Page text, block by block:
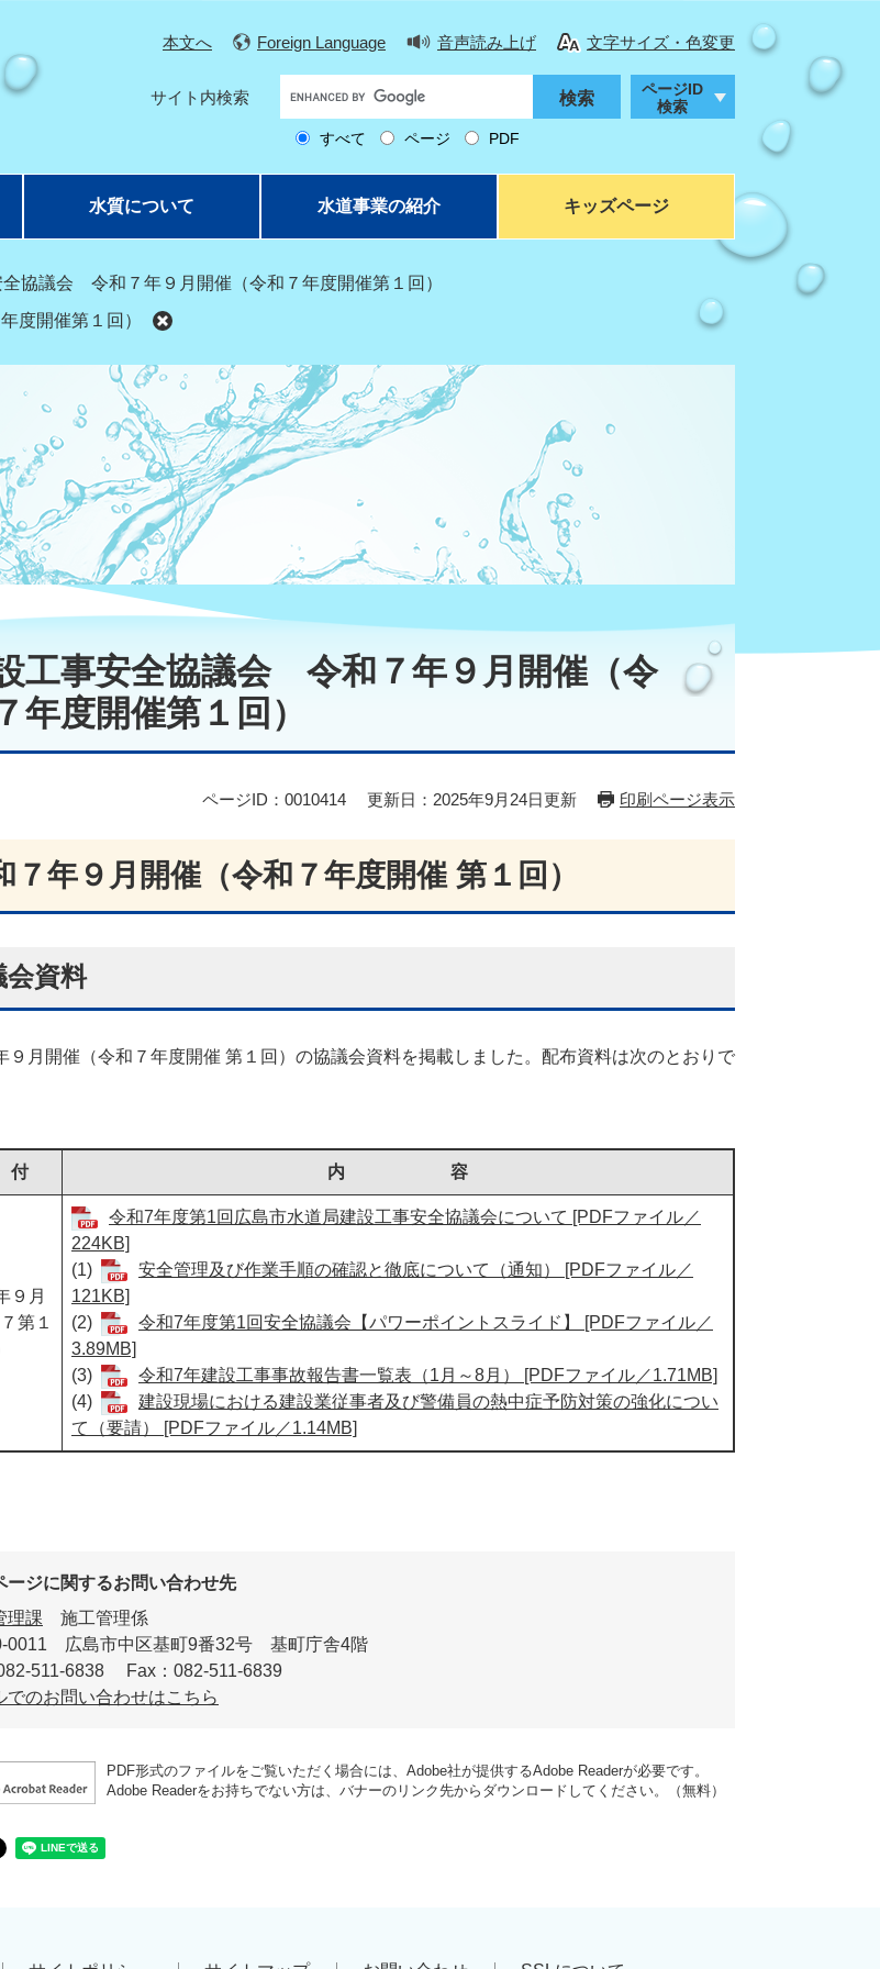
本文へ Foreign Language 音声読み上げ 文字サイズ・色変更
サイト内検索
カ
ス
索
すべて ページ PDF
ページID
検索
水質について 水道事業の紹介 キッズページ
協議会 令和７年９月開催（令和７年度開催第１回）
度開催第１回）
工事安全協議会 令和７年９月開催（令
年度開催第１回）
ページID：0010414 更新日：2025年9月24日更新 印刷ページ表示
７年９月開催（令和７年度開催 第１回）
会資料
月開催（令和７年度開催 第１回）の協議会資料を掲載しました。配布資料は次のとおりで
内 容
９月
第１
令和7年度第1回広島市水道局建設工事安全協議会について [PDFファイル／
224KB]
(1)
安全管理及び作業手順の確認と徹底について（通知） [PDFファイル／
121KB]
(2)
令和7年度第1回安全協議会【パワーポイントスライド】 [PDFファイル／
3.89MB]
(3)
令和7年建設工事事故報告書一覧表（1月～8月） [PDFファイル／1.71MB]
(4)
建設現場における建設業従事者及び警備員の熱中症予防対策の強化につい
て（要請） [PDFファイル／1.14MB]
ージに関するお問い合わせ先
理課
施工管理係
0011
広島市中区基町9番32号 基町庁舎4階
511-6838
Fax：082-511-6839
でのお問い合わせはこちら
PDF形式のファイルをご覧いただく場合には、Adobe社が提供するAdobe Readerが必要です。
Adobe Readerをお持ちでない方は、バナーのリンク先からダウンロードしてください。（無料）